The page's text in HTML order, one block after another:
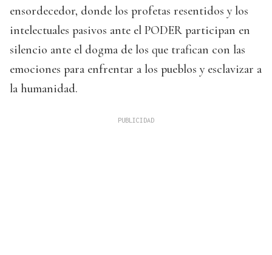
ensordecedor, donde los profetas resentidos y los
intelectuales pasivos ante el PODER participan en
silencio ante el dogma de los que trafican con las
emociones para enfrentar a los pueblos y esclavizar a
la humanidad.